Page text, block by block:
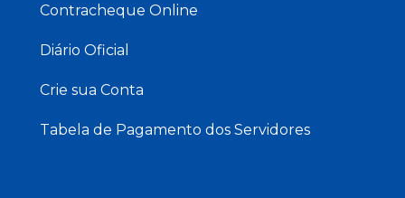
Contracheque Online
Diário Oficial
Crie sua Conta
Tabela de Pagamento dos Servidores